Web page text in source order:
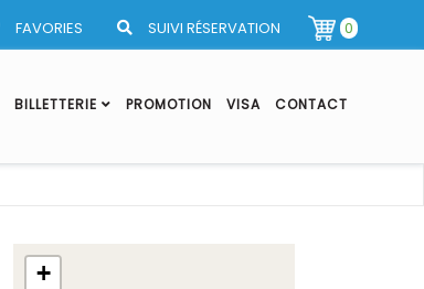
FAVORIES SUIVI RÉSERVATION 0
BILLETTERIE PROMOTION VISA CONTACT
+